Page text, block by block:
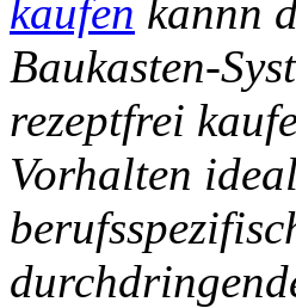
kaufen kannn
Baukasten-
rezeptfrei
Vorhalten